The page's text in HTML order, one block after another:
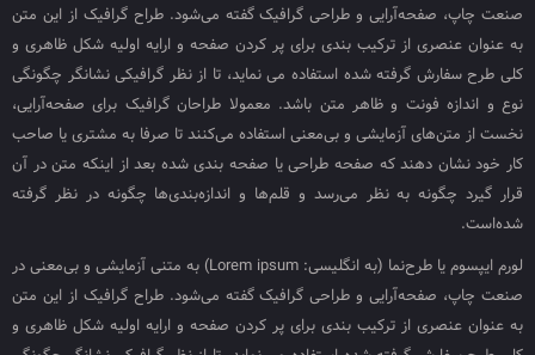
صنعت چاپ، صفحه‌آرایی و طراحی گرافیک گفته می‌شود. طراح گرافیک از این متن
به عنوان عنصری از ترکیب بندی برای پر کردن صفحه و ارایه اولیه شکل ظاهری و
کلی طرح سفارش گرفته شده استفاده می نماید، تا از نظر گرافیکی نشانگر چگونگی
نوع و اندازه فونت و ظاهر متن باشد. معمولا طراحان گرافیک برای صفحه‌آرایی،
نخست از متن‌های آزمایشی و بی‌معنی استفاده می‌کنند تا صرفا به مشتری یا صاحب
کار خود نشان دهند که صفحه طراحی یا صفحه بندی شده بعد از اینکه متن در آن
قرار گیرد چگونه به نظر می‌رسد و قلم‌ها و اندازه‌بندی‌ها چگونه در نظر گرفته
شده‌است.
لورم ایپسوم یا طرح‌نما (به انگلیسی: Lorem ipsum) به متنی آزمایشی و بی‌معنی در
صنعت چاپ، صفحه‌آرایی و طراحی گرافیک گفته می‌شود. طراح گرافیک از این متن
به عنوان عنصری از ترکیب بندی برای پر کردن صفحه و ارایه اولیه شکل ظاهری و